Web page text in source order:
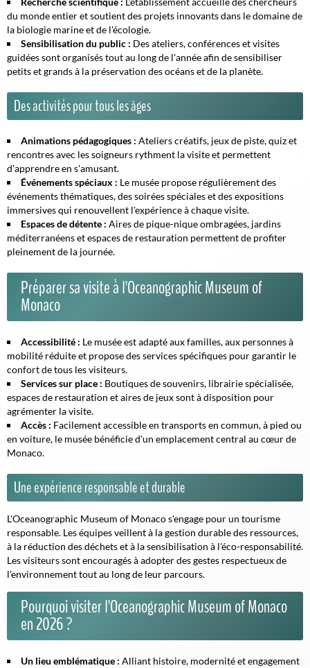
du monde entier et soutient des projets innovants dans le domaine de
la biologie marine et de l'écologie.
Sensibilisation du public : Des ateliers, conférences et visites
guidées sont organisés tout au long de l'année afin de sensibiliser
petits et grands à la préservation des océans et de la planète.
Des activités pour tous les âges
Animations pédagogiques : Ateliers créatifs, jeux de piste, quiz et
rencontres avec les soigneurs rythment la visite et permettent
d'apprendre en s'amusant.
Événements spéciaux : Le musée propose régulièrement des
événements thématiques, des soirées spéciales et des expositions
immersives qui renouvellent l'expérience à chaque visite.
Espaces de détente : Aires de pique-nique ombragées, jardins
méditerranéens et espaces de restauration permettent de profiter
pleinement de la journée.
Préparer sa visite à l'Oceanographic Museum of
Monaco
Accessibilité : Le musée est adapté aux familles, aux personnes à
mobilité réduite et propose des services spécifiques pour garantir le
confort de tous les visiteurs.
Services sur place : Boutiques de souvenirs, librairie spécialisée,
espaces de restauration et aires de jeux sont à disposition pour
agrémenter la visite.
Accès : Facilement accessible en transports en commun, à pied ou
en voiture, le musée bénéficie d'un emplacement central au cœur de
Monaco.
Une expérience responsable et durable
L'Oceanographic Museum of Monaco s'engage pour un tourisme
responsable. Les équipes veillent à la gestion durable des ressources,
à la réduction des déchets et à la sensibilisation à l'éco-responsabilité.
Les visiteurs sont encouragés à adopter des gestes respectueux de
l'environnement tout au long de leur parcours.
Pourquoi visiter l'Oceanographic Museum of Monaco
en 2026 ?
Un lieu emblématique : Alliant histoire, modernité et engagement